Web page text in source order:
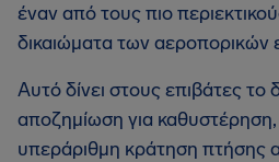
έναν από τους πιο
δικαιώματα των αεροπορικών
Αυτό δίνει στους επιβάτες το
αποζημίωση για
υπεράριθμη κράτηση πτήσης